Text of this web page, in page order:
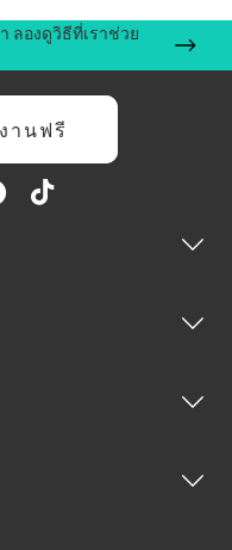
ลองดูวิธีที่เราช่วย
านฟรี